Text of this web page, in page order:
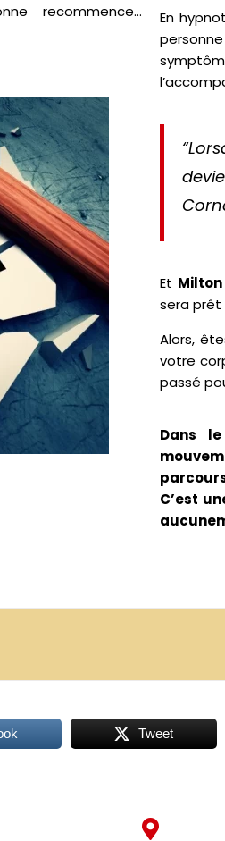
recommence…
En
Et Milton
sera prêt
Alors,
votre
passé
Dans
C’est
Tweet